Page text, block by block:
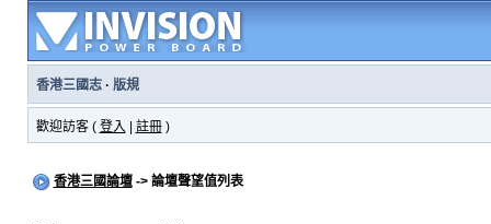
香港三國志· 版規
歡迎訪客 ( 登入 註冊)
香港三國論壇-> 論壇聲望值列表